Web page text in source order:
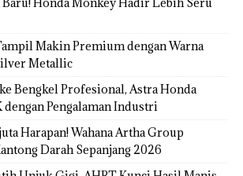
Makin Premium dengan Warna
Metallic
Bengkel Profesional, Astra Honda
dengan Pengalaman Industri
Harapan! Wahana Artha Group
Darah Sepanjang 2026